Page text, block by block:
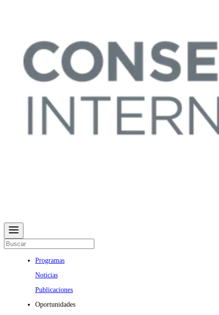
Programas
Noticias
Publicaciones
Oportunidades